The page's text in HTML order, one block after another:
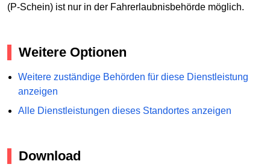
(P-Schein) ist nur in der Fahrerlaubnisbehörde möglich.
Weitere Optionen
Weitere zuständige Behörden für diese Dienstleistung
anzeigen
Alle Dienstleistungen dieses Standortes anzeigen
Download